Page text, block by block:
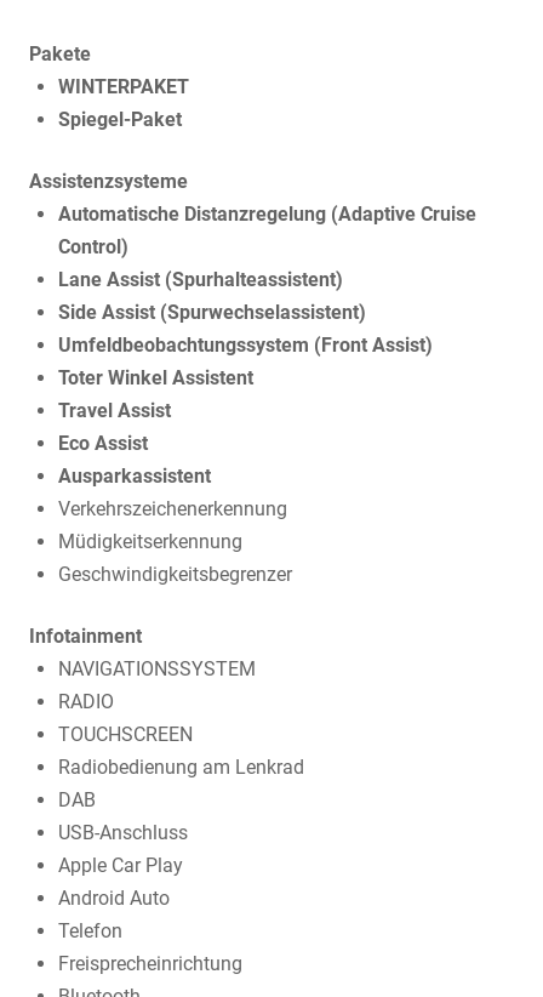
Pakete
WINTERPAKET
Spiegel-Paket
Assistenzsysteme
Automatische Distanzregelung (Adaptive Cruise
Control)
Lane Assist (Spurhalteassistent)
Side Assist (Spurwechselassistent)
Umfeldbeobachtungssystem (Front Assist)
Toter Winkel Assistent
Travel Assist
Eco Assist
Ausparkassistent
Verkehrszeichenerkennung
Müdigkeitserkennung
Geschwindigkeitsbegrenzer
Infotainment
NAVIGATIONSSYSTEM
RADIO
TOUCHSCREEN
Radiobedienung am Lenkrad
DAB
USB-Anschluss
Apple Car Play
Android Auto
Telefon
Freisprecheinrichtung